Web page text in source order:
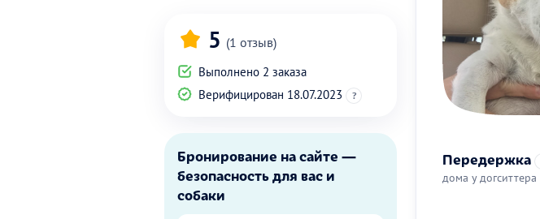
5 (1 отзыв)
Выполнено 2 заказа
Верифицирован 18.07.2023
?
Бронирование на сайте —
безопасность для вас и
собаки
Передержка
дома у догситтера